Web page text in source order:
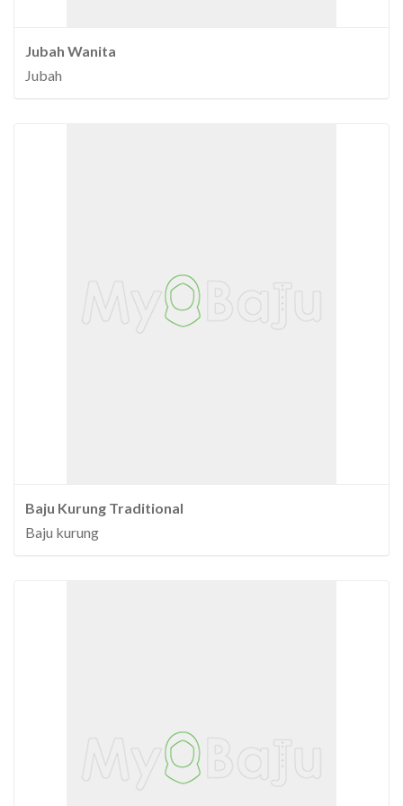
Jubah Wanita
Jubah
Baju Kurung Traditional
Baju kurung